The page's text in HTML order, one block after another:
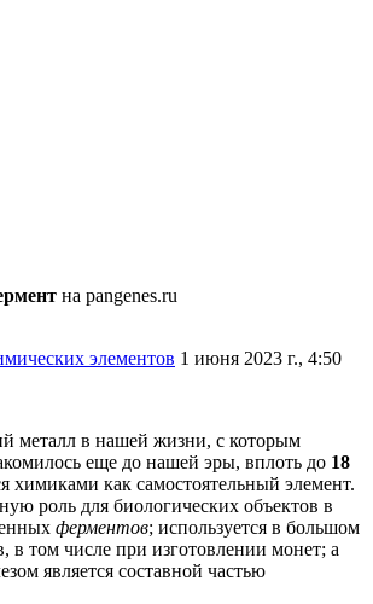
на pangenes.ru
элементов 1 июня 2023 г., 4:50
металл в нашей жизни, с которым
еще до нашей эры, вплоть до 18
химиками как самостоятельный элемент.
роль для биологических объектов в
ферментов; используется в большом
в том числе при изготовлении монет; а
является составной частью